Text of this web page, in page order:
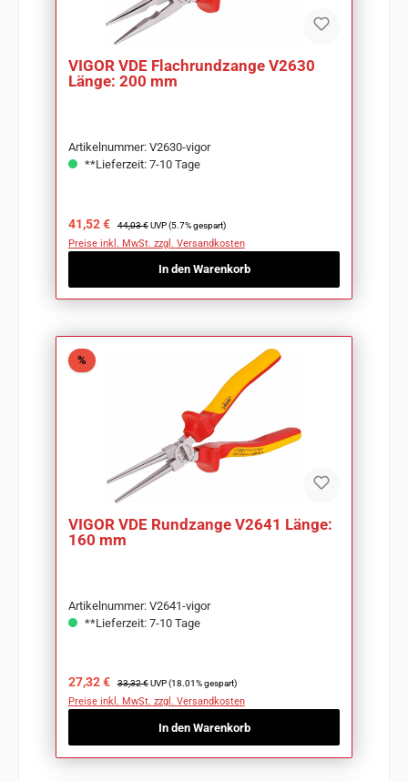
VIGOR VDE Flachrundzange V2630
Länge: 200 mm
Artikelnummer: V2630-vigor
**Lieferzeit: 7-10 Tage
Verkaufspreis:
41,52 € Regulärer Preis:
44,03 € UVP (5.7% gespart)
Preise inkl. MwSt. zzgl. Versandkosten
In den Warenkorb
%Rabatt
VIGOR VDE Rundzange V2641 Länge:
160 mm
Artikelnummer: V2641-vigor
**Lieferzeit: 7-10 Tage
Verkaufspreis:
27,32 € Regulärer Preis:
33,32 € UVP (18.01% gespart)
Preise inkl. MwSt. zzgl. Versandkosten
In den Warenkorb